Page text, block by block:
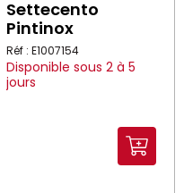
Settecento
Pintinox
Réf : E1007154
Disponible sous 2 à 5
jours